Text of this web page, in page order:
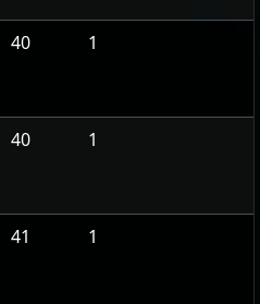
40 1
40 1
41 1